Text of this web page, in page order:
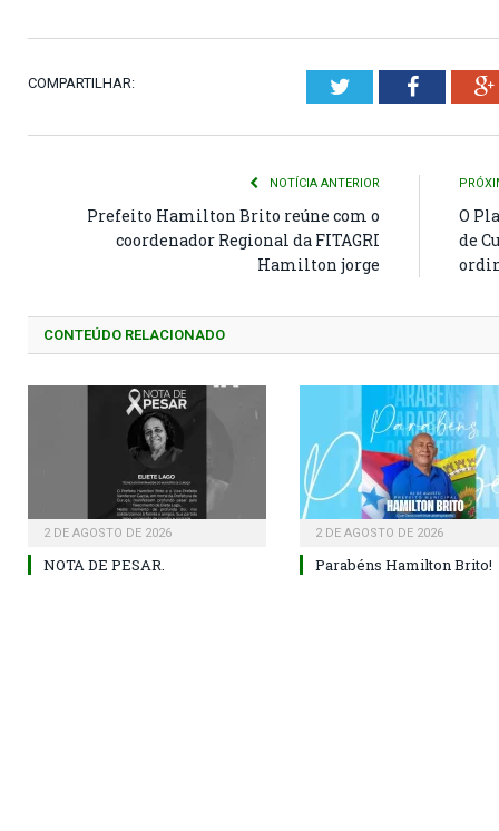
COMPARTILHAR: Twitter
NOTÍCIA ANTERIOR
Prefeito Hamilton Brito reúne com o
coordenador Regional da FITAGRI
Hamilton jorge
O
de
CONTEÚDO RELACIONADO
2 DE AGOSTO DE 2026
NOTA DE PESAR.
2 DE AGOSTO DE 2026
Parabéns Hamilton Brito!